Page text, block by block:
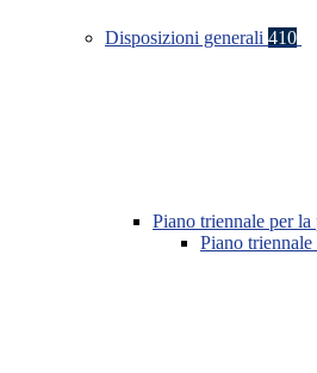
Disposizioni generali 410
Piano triennale per la
Piano